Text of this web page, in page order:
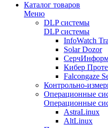
Каталог товаров
Меню
DLP системы
DLP системы
InfoWatch
Solar Dozor
Кибер
Falcongaze
Контрольно-
Операционные
Операционные
AstraLinux
AltLinux